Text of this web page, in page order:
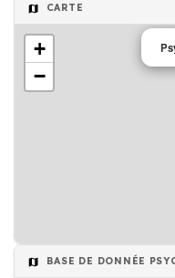
CARTE
+
−
BASE DE DONNÉE